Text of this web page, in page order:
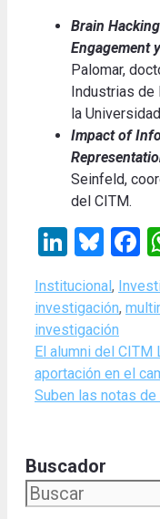
Brain
Engagement
Palomar,
Industrias de
la
Impact of
Seinfeld,
del CITM.
Categories
Institucional ,
investigación,
investigación
El alumni del
aportación en el
Suben las notas
Buscador